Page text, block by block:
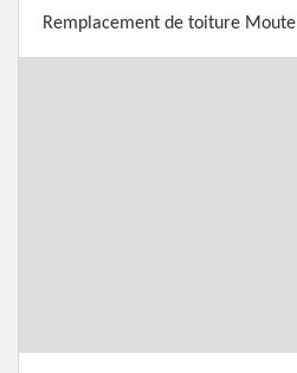
Remplacement de toiture